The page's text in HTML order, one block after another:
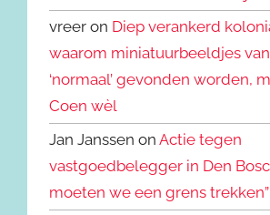
vreer on Diep verankerd
waarom miniatuurbeeldjes
‘normaal’ gevonden worden,
Coen wèl
Jan Janssen onActie tegen
vastgoedbelegger in Den
moeten we een grens trekken”